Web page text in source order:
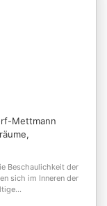
Mettmann
Beschaulichkeit der
sich im Inneren der